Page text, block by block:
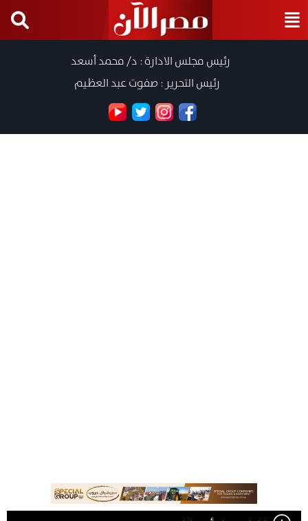
رئيس مجلس الادارة : د/ محمد أسعد
رئيس التحرير : صفوت عبد العظيم